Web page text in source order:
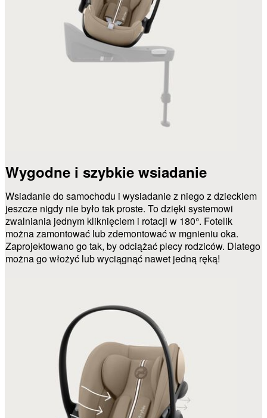
Wygodne i szybkie wsiadanie
Wsiadanie do samochodu i wysiadanie z niego z dzieckiem
jeszcze nigdy nie było tak proste. To dzięki systemowi
zwalniania jednym kliknięciem i rotacji w 180°. Fotelik
można zamontować lub zdemontować w mgnieniu oka.
Zaprojektowano go tak, by odciążać plecy rodziców. Dlatego
można go włożyć lub wyciągnąć nawet jedną ręką!